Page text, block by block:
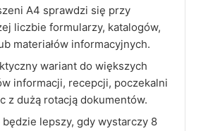
A4 sprawdzi się przy
liczbie formularzy, katalogów,
materiałów informacyjnych.
wariant do większych
informacji, recepcji, poczekalni
z dużą rotacją dokumentów.
będzie lepszy, gdy wystarczy 8